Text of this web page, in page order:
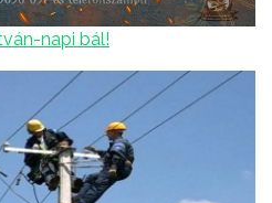
napi bál!